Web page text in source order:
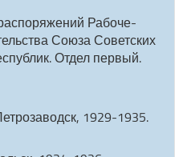
Рабоче-
Союза Советских
Отдел первый.
1929-1935.